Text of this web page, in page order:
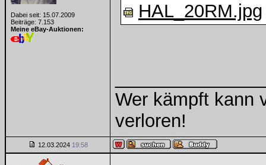
Dabei seit: 15.07.2009
Beiträge: 7.153
Meine eBay-Auktionen:
HAL_20RM.jpg
Wer kämpft kann
verloren!
12.03.2024 19:58